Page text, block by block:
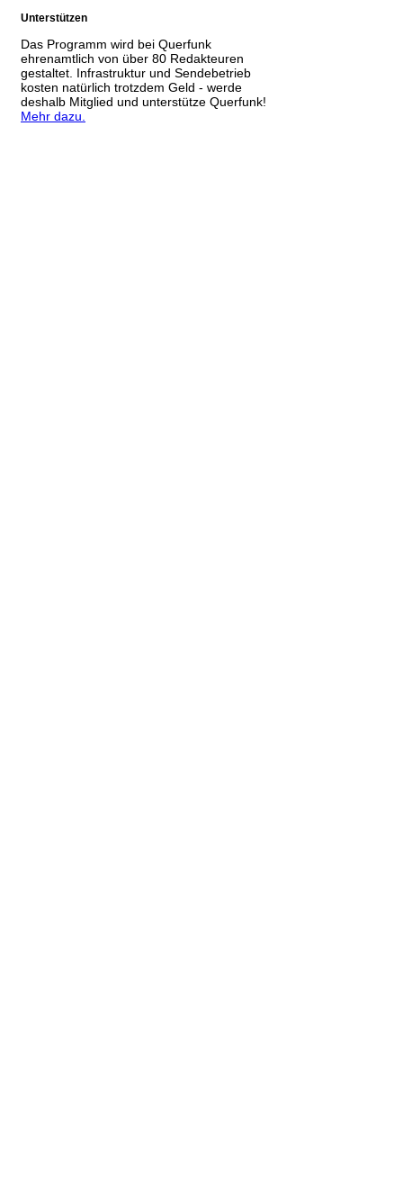
Unterstützen
Das Programm wird bei Querfunk
ehrenamtlich von über 80 Redakteuren
gestaltet. Infrastruktur und Sendebetrieb
kosten natürlich trotzdem Geld - werde
deshalb Mitglied und unterstütze Querfunk!
Mehr dazu.